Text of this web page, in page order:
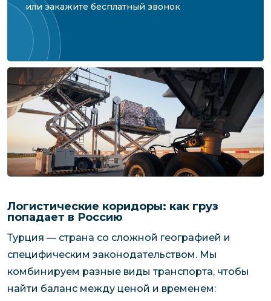
или закажите бесплатный звонок
Логистические коридоры: как груз
попадает в Россию
Турция — страна со сложной географией и
специфическим законодательством. Мы
комбинируем разные виды транспорта, чтобы
найти баланс между ценой и временем: